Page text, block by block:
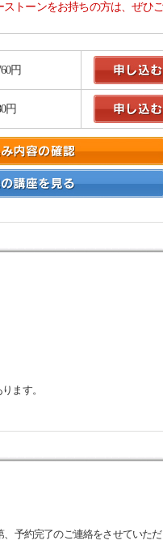
トーンをお持ちの方は、ぜひ
円
円
ます。
予約完了のご連絡をさせていた